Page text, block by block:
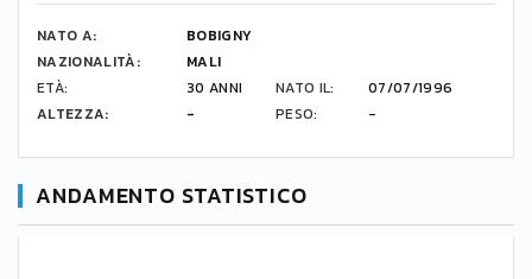
NATO A:
BOBIGNY
NAZIONALITÀ:
MALI
ETÀ:
30 ANNI NATO IL:
07/07/1996
ALTEZZA:
- PESO: -
ANDAMENTO STATISTICO